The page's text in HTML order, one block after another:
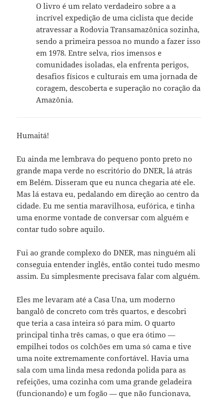
O livro é um relato verdadeiro sobre a a
incrível expedição de uma ciclista que decide
atravessar a Rodovia Transamazônica sozinha,
sendo a primeira pessoa no mundo a fazer isso
em 1978. Entre selva, rios imensos e
comunidades isoladas, ela enfrenta perigos,
desafios físicos e culturais em uma jornada de
coragem, descoberta e superação no coração da
Amazônia.
Humaitá!
Eu ainda me lembrava do pequeno ponto preto no
grande mapa verde no escritório do DNER, lá atrás
em Belém. Disseram que eu nunca chegaria até ele.
Mas lá estava eu, pedalando em direção ao centro da
cidade. Eu me sentia maravilhosa, eufórica, e tinha
uma enorme vontade de conversar com alguém e
contar tudo sobre aquilo.
Fui ao grande complexo do DNER, mas ninguém ali
conseguia entender inglês, então contei tudo mesmo
assim. Eu simplesmente precisava falar com alguém.
Eles me levaram até a Casa Una, um moderno
bangalô de concreto com três quartos, e descobri
que teria a casa inteira só para mim. O quarto
principal tinha três camas, o que era ótimo —
empilhei todos os colchões em uma só cama e tive
uma noite extremamente confortável. Havia uma
sala com uma linda mesa redonda polida para as
refeições, uma cozinha com uma grande geladeira
(funcionando) e um fogão — que não funcionava,